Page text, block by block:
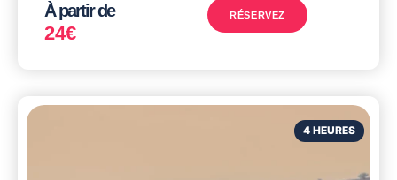
À partir de
24€
RÉSERVEZ
4 HEURES